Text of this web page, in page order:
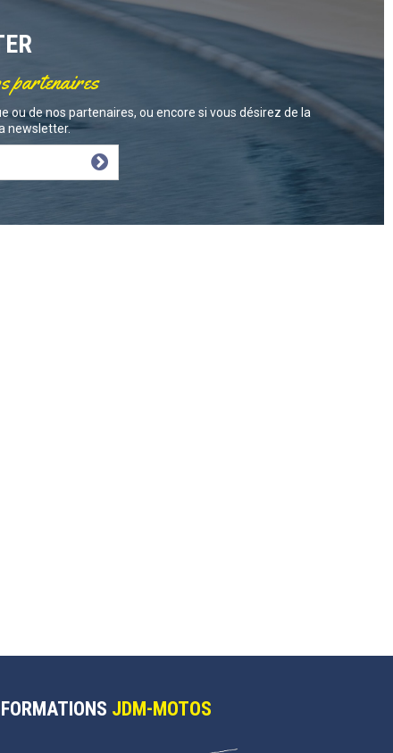
partenaires
ou de nos partenaires, ou encore si vous désirez de la
newsletter.
JDM-MOTOS